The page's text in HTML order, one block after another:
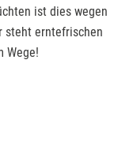
ist dies wegen
steht erntefrischen
Wege!